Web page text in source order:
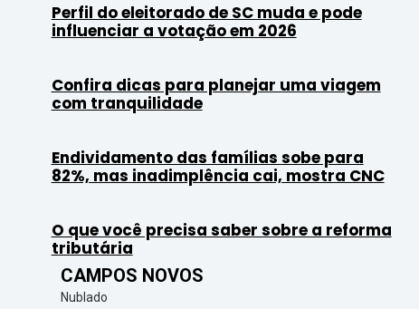
Perfil do eleitorado de SC muda e pode
influenciar a votação em 2026
Confira dicas para planejar uma viagem
com tranquilidade
Endividamento das famílias sobe para
82%, mas inadimplência cai, mostra CNC
O que você precisa saber sobre a reforma
tributária
CAMPOS NOVOS
Nublado